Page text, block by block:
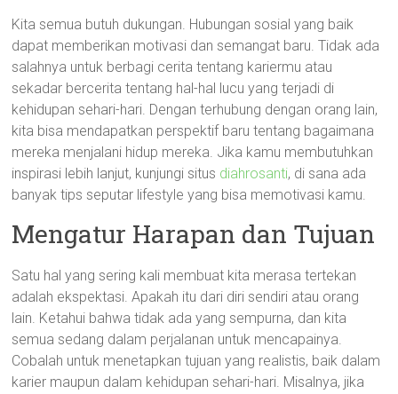
Kita semua butuh dukungan. Hubungan sosial yang baik
dapat memberikan motivasi dan semangat baru. Tidak ada
salahnya untuk berbagi cerita tentang kariermu atau
sekadar bercerita tentang hal-hal lucu yang terjadi di
kehidupan sehari-hari. Dengan terhubung dengan orang lain,
kita bisa mendapatkan perspektif baru tentang bagaimana
mereka menjalani hidup mereka. Jika kamu membutuhkan
inspirasi lebih lanjut, kunjungi situs diahrosanti, di sana ada
banyak tips seputar lifestyle yang bisa memotivasi kamu.
Mengatur Harapan dan Tujuan
Satu hal yang sering kali membuat kita merasa tertekan
adalah ekspektasi. Apakah itu dari diri sendiri atau orang
lain. Ketahui bahwa tidak ada yang sempurna, dan kita
semua sedang dalam perjalanan untuk mencapainya.
Cobalah untuk menetapkan tujuan yang realistis, baik dalam
karier maupun dalam kehidupan sehari-hari. Misalnya, jika